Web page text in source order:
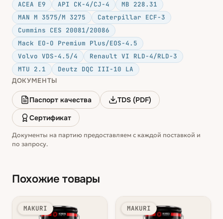
ACEA E9
API CK-4/CJ-4
MB 228.31
MAN M 3575/M 3275
Caterpillar ECF-3
Cummins CES 20081/20086
Mack EO-O Premium Plus/EOS-4.5
Volvo VDS-4.5/4
Renault VI RLD-4/RLD-3
MTU 2.1
Deutz DQC III-10 LA
ДОКУМЕНТЫ
Паспорт качества
TDS (PDF)
Сертификат
Документы на партию предоставляем с каждой поставкой и
по запросу.
Похожие товары
MAKURI MAKURI